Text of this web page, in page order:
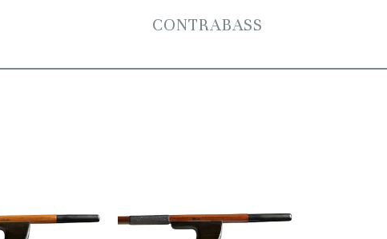
CONTRABASS